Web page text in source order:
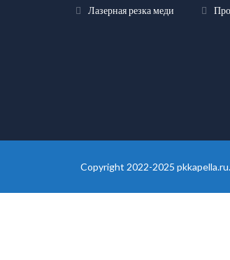
Лазерная резка меди
Copyright 2022-2025